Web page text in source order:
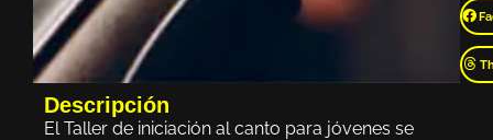
Descripción
El Taller de iniciación al canto para jóvenes se